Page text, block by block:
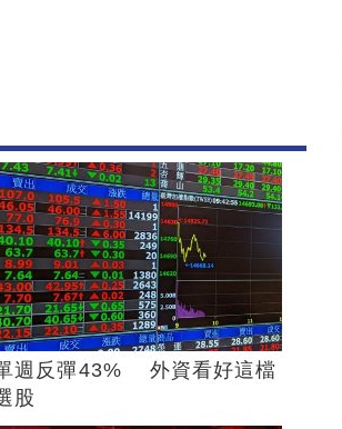
週反彈43% 外資看好這檔
股